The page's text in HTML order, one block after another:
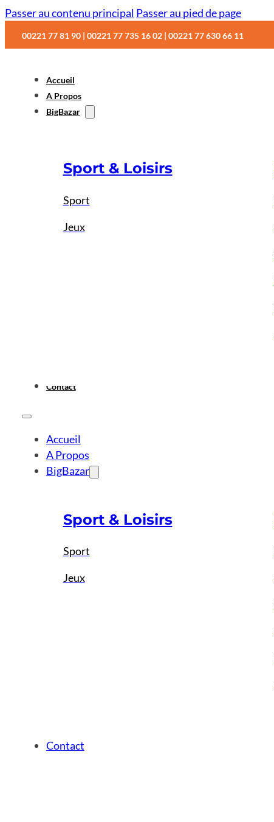
Passer au contenu principal Passer au pied de page
00221 77 81 90 | 00221 77 735 16 02 | 00221 77 630 66 11
Accueil
A Propos
BigBazar
Sport & Loisirs
Sport
Jeux
Contact
Accueil
A Propos
BigBazar
Sport & Loisirs
Sport
Jeux
Contact